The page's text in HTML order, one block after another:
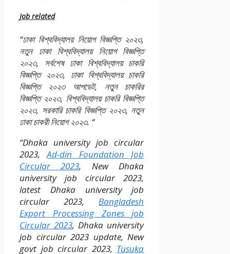
Job related
“ঢাকা বিশ্ববিদ্যালয় নিয়োগ বিজ্ঞপ্তি ২০২৩,
নতুন ঢাকা বিশ্ববিদ্যালয় নিয়োগ বিজ্ঞপ্তি
২০২৩, সর্বশেষ ঢাকা বিশ্ববিদ্যালয় চাকরি
বিজ্ঞপ্তি ২০২৩, ঢাকা বিশ্ববিদ্যালয় চাকরি
বিজ্ঞপ্তি ২০২৩ আপডেট, নতুন চাকরির
বিজ্ঞপ্তি ২০২৩, বিশ্ববিদ্যালয় চাকরি বিজ্ঞপ্তি
২০২৩, সরকারি চাকরি বিজ্ঞপ্তি ২০২৩, নতুন
ঢাকা চাকরী নিয়োগ ২০২৩. “
“Dhaka university job circular
2023,Ad-din Foundation Job
Circular 2023, New Dhaka
university job circular 2023,
latest Dhaka university job
circular 2023,Bangladesh
Export Processing Zones job
Circular 2023, Dhaka university
job circular 2023 update, New
govt job circular 2023, Tusuka